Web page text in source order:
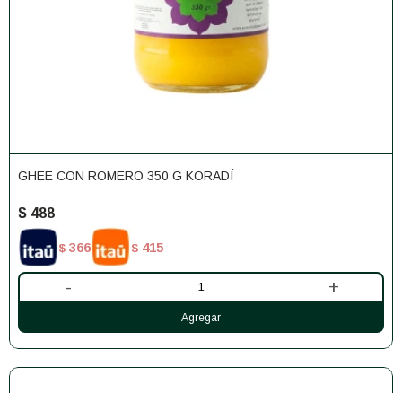
GHEE CON ROMERO 350 G KORADÍ
$ 488
$ 366 $ 415
- +